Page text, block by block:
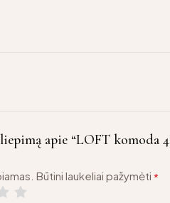
apie “LOFT
Būtini laukeliai pažymėti *